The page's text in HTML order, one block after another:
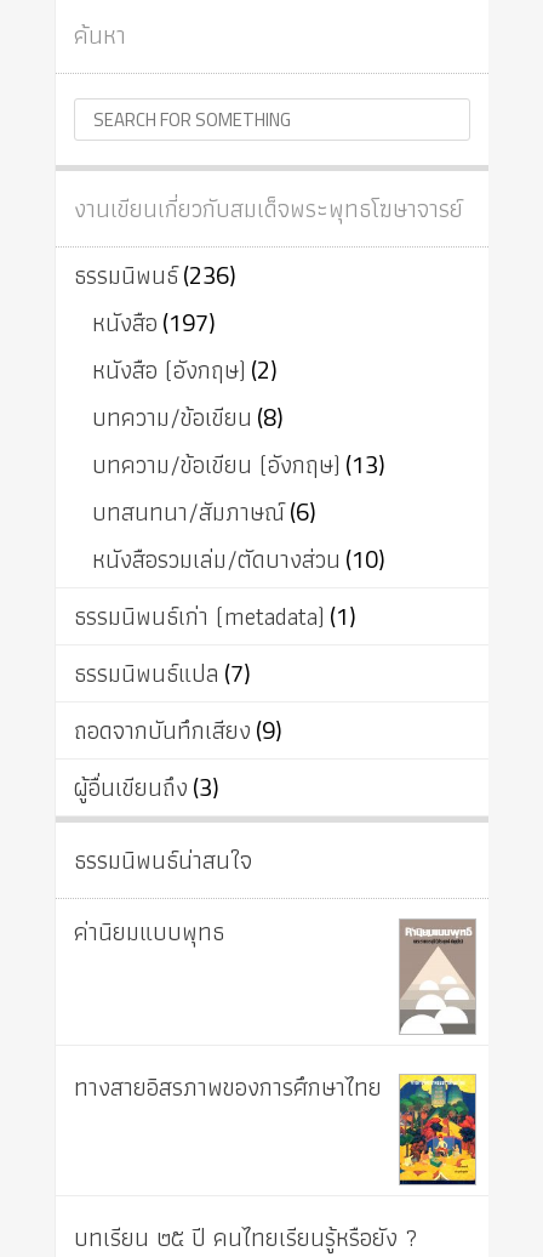
ค้นหา
งานเขียนเกี่ยวกับสมเด็จพระพุทธโฆษาจารย์
ธรรมนิพนธ์(236)
หนังสือ(197)
หนังสือ (อังกฤษ) (2)
บทความ/ข้อเขียน (8)
บทความ/ข้อเขียน (อังกฤษ) (13)
บทสนทนา/สัมภาษณ์(6)
หนังสือรวมเล่ม/ตัดบางส่วน (10)
ธรรมนิพนธ์เก่า (metadata) (1)
ธรรมนิพนธ์แปล (7)
ถอดจากบันทึกเสียง(9)
ผู้อื่นเขียนถึง(3)
ธรรมนิพนธ์น่าสนใจ
ค่านิยมแบบพุทธ
ทางสายอิสรภาพของการศึกษาไทย
บทเรียน ๒๕ ปี คนไทยเรียนรู้หรือยัง ?